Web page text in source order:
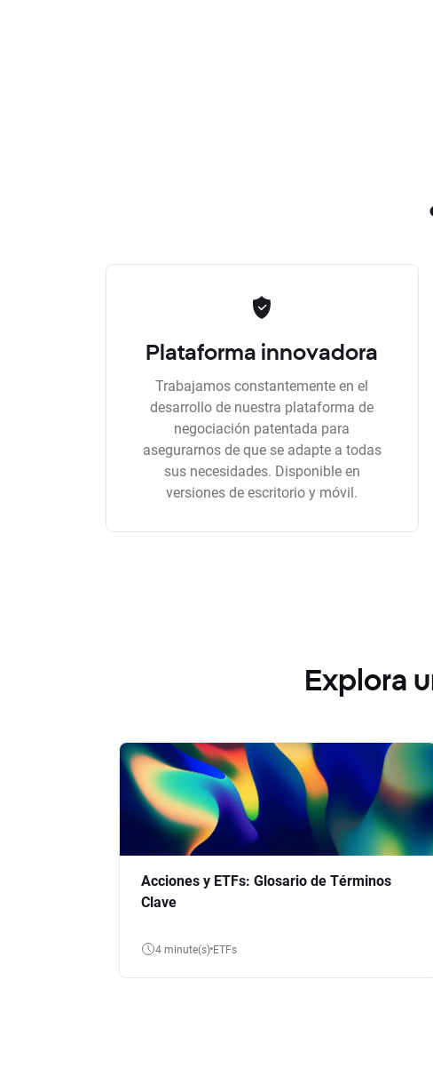
Plataforma innovadora
Trabajamos constantemente en el
desarrollo de nuestra plataforma de
negociación patentada para
asegurarnos de que se adapte a todas
sus necesidades. Disponible en
versiones de escritorio y móvil.
Explora
Acciones y ETFs: Glosario de Términos
Clave
4 minute(s) ETFs